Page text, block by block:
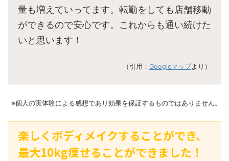
量も増えていってます。転勤をしても店舗移動
ができるので安心です。これからも通い続けた
いと思います！
（引用： Googleマップより）
※個人の実体験による感想であり効果を保証するものではありません。
楽しくボディメイクすることができ、
最大10kg痩せることができました！